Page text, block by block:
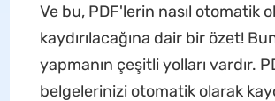
Ve bu, PDF'lerin nasıl otomatik
kaydırılacağına dair bir özet!
yapmanın çeşitli yolları vardır.
belgelerinizi otomatik olarak